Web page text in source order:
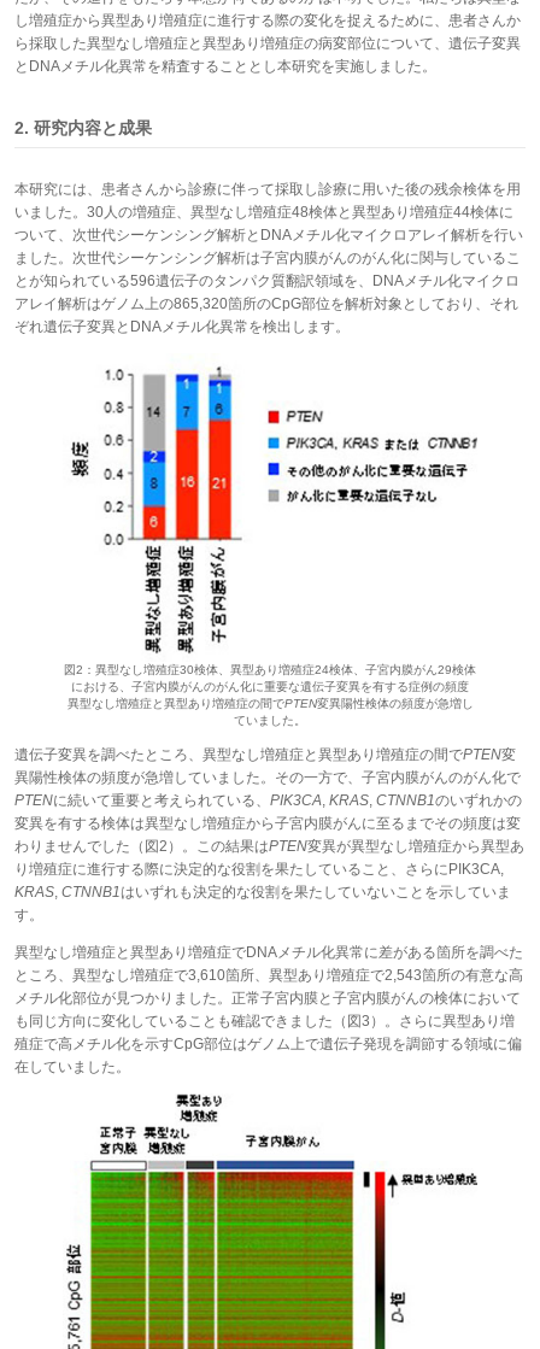
し増殖症から異型あり増殖症に進行する際の変化を捉えるために、患者さんか
ら採取した異型なし増殖症と異型あり増殖症の病変部位について、遺伝子変異
とDNAメチル化異常を精査することとし本研究を実施しました。
2. 研究内容と成果
本研究には、患者さんから診療に伴って採取し診療に用いた後の残余検体を用
いました。30人の増殖症、異型なし増殖症48検体と異型あり増殖症44検体に
ついて、次世代シーケンシング解析とDNAメチル化マイクロアレイ解析を行い
ました。次世代シーケンシング解析は子宮内膜がんのがん化に関与しているこ
とが知られている596遺伝子のタンパク質翻訳領域を、DNAメチル化マイクロ
アレイ解析はゲノム上の865,320箇所のCpG部位を解析対象としており、それ
ぞれ遺伝子変異とDNAメチル化異常を検出します。
図2：異型なし増殖症30検体、異型あり増殖症24検体、子宮内膜がん29検体
における、子宮内膜がんのがん化に重要な遺伝子変異を有する症例の頻度
異型なし増殖症と異型あり増殖症の間でPTEN変異陽性検体の頻度が急増し
ていました。
遺伝子変異を調べたところ、異型なし増殖症と異型あり増殖症の間でPTEN変
異陽性検体の頻度が急増していました。その一方で、子宮内膜がんのがん化で
PTENに続いて重要と考えられている、 PIK3CA, KRAS, CTNNB1のいずれかの
変異を有する検体は異型なし増殖症から子宮内膜がんに至るまでその頻度は変
わりませんでした（図2）。この結果はPTEN変異が異型なし増殖症から異型あ
り増殖症に進行する際に決定的な役割を果たしていること、さらにPIK3CA,
KRAS, CTNNB1はいずれも決定的な役割を果たしていないことを示していま
す。
異型なし増殖症と異型あり増殖症でDNAメチル化異常に差がある箇所を調べた
ところ、異型なし増殖症で3,610箇所、異型あり増殖症で2,543箇所の有意な高
メチル化部位が見つかりました。正常子宮内膜と子宮内膜がんの検体において
も同じ方向に変化していることも確認できました（図3）。さらに異型あり増
殖症で高メチル化を示すCpG部位はゲノム上で遺伝子発現を調節する領域に偏
在していました。